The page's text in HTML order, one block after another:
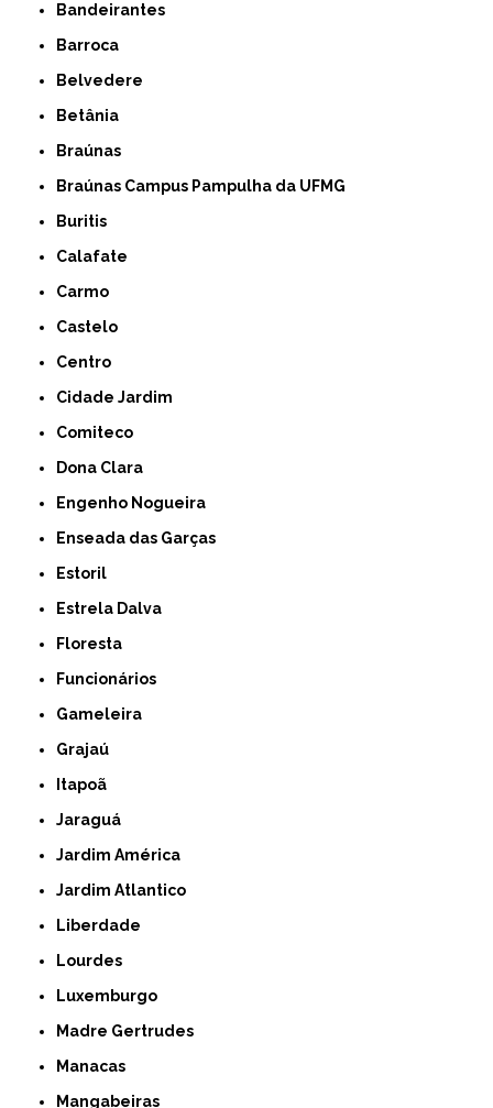
Bandeirantes
Barroca
Belvedere
Betânia
Braúnas
Braúnas Campus Pampulha da UFMG
Buritis
Calafate
Carmo
Castelo
Centro
Cidade Jardim
Comiteco
Dona Clara
Engenho Nogueira
Enseada das Garças
Estoril
Estrela Dalva
Floresta
Funcionários
Gameleira
Grajaú
Itapoã
Jaraguá
Jardim América
Jardim Atlantico
Liberdade
Lourdes
Luxemburgo
Madre Gertrudes
Manacas
Mangabeiras